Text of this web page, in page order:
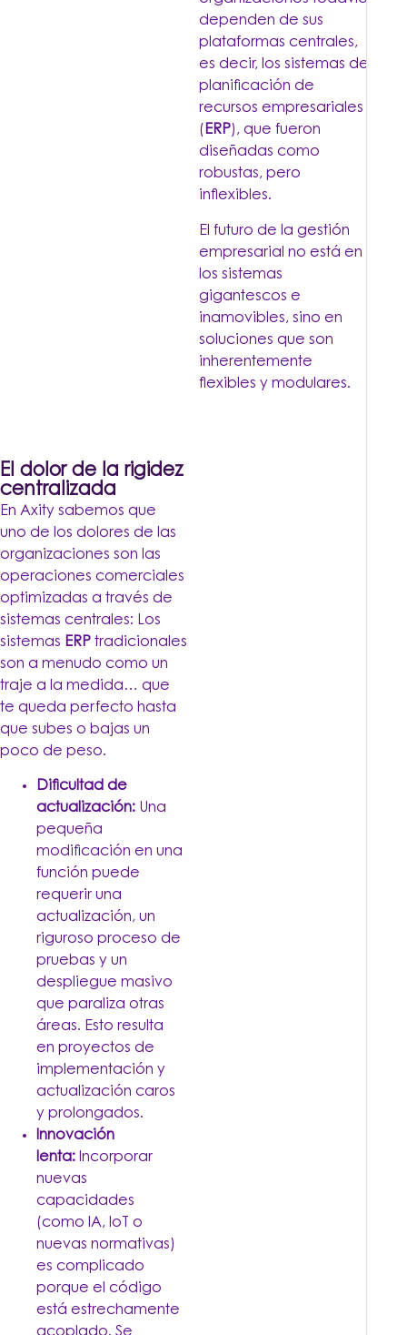
dependen de sus
plataformas centrales,
es decir, los sistemas de
planificación de
recursos empresariales
( ERP), que fueron
diseñadas como
robustas, pero
inflexibles.
El futuro de la gestión
empresarial no está en
los sistemas
gigantescos e
inamovibles, sino en
soluciones que son
inherentemente
flexibles y modulares.
El dolor de la rigidez
centralizada
En Axity sabemos que
uno de los dolores de las
organizaciones son las
operaciones comerciales
optimizadas a través de
sistemas centrales: Los
sistemas ERP tradicionales
son a menudo como un
traje a la medida… que
te queda perfecto hasta
que subes o bajas un
poco de peso.
Dificultad de
actualización: Una
pequeña
modificación en una
función puede
requerir una
actualización, un
riguroso proceso de
pruebas y un
despliegue masivo
que paraliza otras
áreas. Esto resulta
en proyectos de
implementación y
actualización caros
y prolongados.
Innovación
lenta: Incorporar
nuevas
capacidades
(como IA, IoT o
nuevas normativas)
es complicado
porque el código
está estrechamente